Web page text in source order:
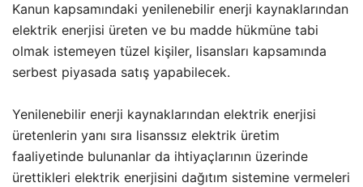
Kanun kapsamındaki yenilenebilir enerji kaynaklarından
elektrik enerjisi üreten ve bu madde hükmüne tabi
olmak istemeyen tüzel kişiler, lisansları kapsamında
serbest piyasada satış yapabilecek.
Yenilenebilir enerji kaynaklarından elektrik enerjisi
üretenlerin yanı sıra lisanssız elektrik üretim
faaliyetinde bulunanlar da ihtiyaçlarının üzerinde
ürettikleri elektrik enerjisini dağıtım sistemine vermeleri